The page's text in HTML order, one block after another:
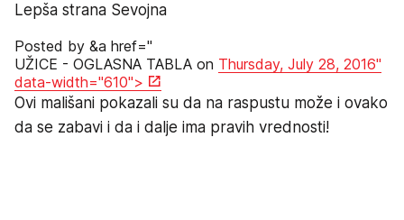
Lepša strana Sevojna
Posted by &a href="
UŽICE - OGLASNA TABLA on Thursday, July 28, 2016"
data-width="610">
Ovi mališani pokazali su da na raspustu može i ovako
da se zabavi i da i dalje ima pravih vrednosti!